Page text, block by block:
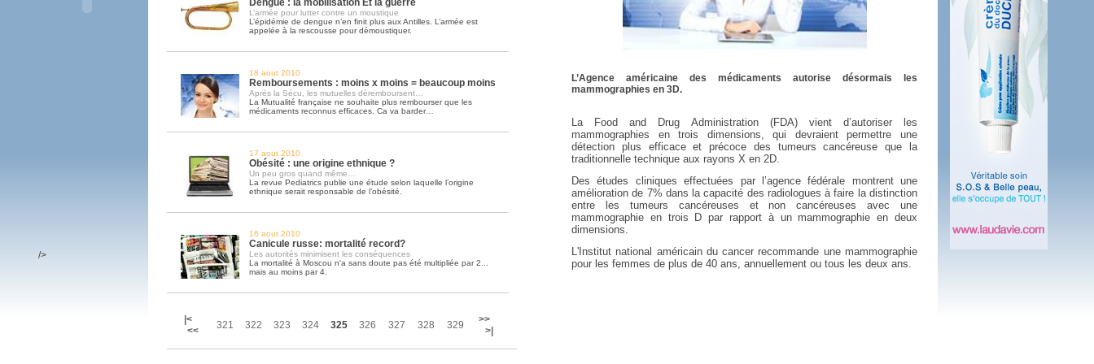
Soins palliatifs: 40 millions de plus en 2016
La journée mondiale des soins palliatifs n'a pas été inutile
Dengue : la mobilisation Et la guerre
L’armée pour lutter contre un moustique
L’épidémie de dengue n’en finit plus aux Antilles. L’armée est
appelée à la rescousse pour démoustiquer.
18 aout 2010
Remboursements : moins x moins = beaucoup moins
Après la Sécu, les mutuelles déremboursent…
La Mutualité française ne souhaite plus rembourser que les
médicaments reconnus efficaces. Ca va barder…
17 aout 2010
Obésité : une origine ethnique ?
Un peu gros quand même…
La revue Pediatrics publie une étude selon laquelle l’origine
ethnique serait responsable de l’obésité.
16 aout 2010
Canicule russe: mortalité record?
Les autorités minimisent les conséquences
La mortalité à Moscou n'a sans doute pas été multipliée par 2...
mais au moins par 4.
|<
<<
321 322 323 324 325 326 327 328 329
>>
>|
L’Agence américaine des médicaments autorise désormais les
mammographies en 3D.
La Food and Drug Administration (FDA) vient d’autoriser les
mammographies en trois dimensions, qui devraient permettre une
détection plus efficace et précoce des tumeurs cancéreuse que la
traditionnelle technique aux rayons X en 2D.
Des études cliniques effectuées par l’agence fédérale montrent une
amélioration de 7% dans la capacité des radiologues à faire la distinction
entre les tumeurs cancéreuses et non cancéreuses avec une
mammographie en trois D par rapport à un mammographie en deux
dimensions.
L'Institut national américain du cancer recommande une mammographie
pour les femmes de plus de 40 ans, annuellement ou tous les deux ans.
/>